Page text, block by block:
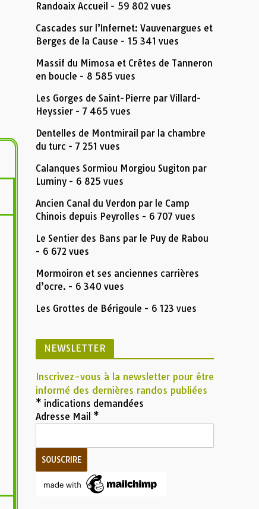
Randoaix Accueil - 59 802 vues
Cascades sur l’Infernet: Vauvenargues et
Berges de la Cause - 15 341 vues
Massif du Mimosa et Crêtes de Tanneron
en boucle - 8 585 vues
Les Gorges de Saint-Pierre par Villard-
Heyssier - 7 465 vues
Dentelles de Montmirail par la chambre
du turc - 7 251 vues
Calanques Sormiou Morgiou Sugiton par
Luminy - 6 825 vues
Ancien Canal du Verdon par le Camp
Chinois depuis Peyrolles - 6 707 vues
Le Sentier des Bans par le Puy de Rabou
- 6 672 vues
Mormoiron et ses anciennes carrières
d’ocre. - 6 340 vues
Les Grottes de Bérigoule - 6 123 vues
NEWSLETTER
Inscrivez-vous à la newsletter pour être
informé des dernières randos publiées
* indications demandées
Adresse Mail *